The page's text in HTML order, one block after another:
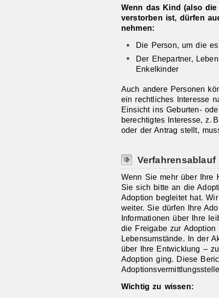
Wenn das Kind (also
verstorben ist, dürfen
nehmen:
Die Person, um die
Der Ehepartner,
Enkelkinder
Auch andere Personen
ein rechtliches Interesse
Einsicht ins Geburten-
berechtigtes Interesse, z.
oder der Antrag stellt,
Verfahrensablauf
Wenn Sie mehr über Ihre
Sie sich bitte an die
Adoption begleitet hat.
weiter. Sie dürfen Ihre
Informationen über Ihre
die Freigabe zur
Lebensumstände. In der
über Ihre Entwicklung –
Adoption ging. Diese
Wichtig zu wissen: